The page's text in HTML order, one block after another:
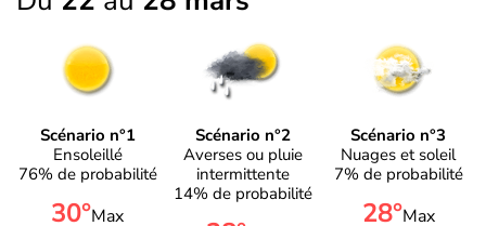
Scénario n°1
Ensoleillé
76% de probabilité
30°Max
Scénario n°2
Averses ou pluie
intermittente
14% de probabilité
Scénario n°3
Nuages et soleil
7% de probabilité
28°Max